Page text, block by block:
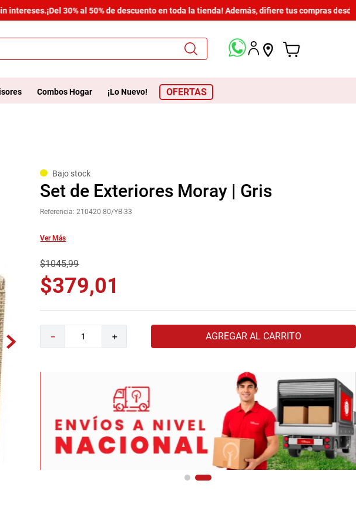
¡Del 30% al 50% de descuento en toda la tienda! Además, difiere tus compras desde
Combos Hogar ¡Lo Nuevo! OFERTAS
Bajo stock
Set de Exteriores Moray | Gris
Referencia:210420 80/YB-33
Ver Más
$1045,99
$379,01
＋
－ AGREGAR AL CARRITO